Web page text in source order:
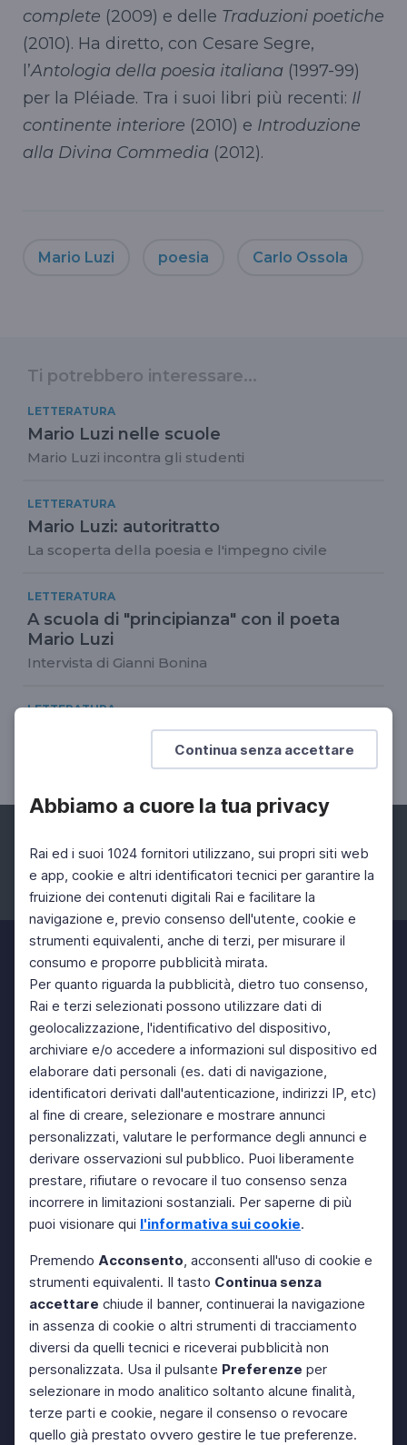
Continua senza accettare
Abbiamo a cuore la tua privacy
Rai ed i suoi 1024 fornitori utilizzano, sui propri siti web
e app, cookie e altri identificatori tecnici per garantire la
fruizione dei contenuti digitali Rai e facilitare la
navigazione e, previo consenso dell'utente, cookie e
strumenti equivalenti, anche di terzi, per misurare il
consumo e proporre pubblicità mirata.
Per quanto riguarda la pubblicità, dietro tuo consenso,
Rai e terzi selezionati possono utilizzare dati di
geolocalizzazione, l'identificativo del dispositivo,
archiviare e/o accedere a informazioni sul dispositivo ed
elaborare dati personali (es. dati di navigazione,
identificatori derivati dall'autenticazione, indirizzi IP, etc)
al fine di creare, selezionare e mostrare annunci
personalizzati, valutare le performance degli annunci e
derivare osservazioni sul pubblico. Puoi liberamente
prestare, rifiutare o revocare il tuo consenso senza
incorrere in limitazioni sostanziali. Per saperne di più
puoi visionare qui l'informativa sui cookie.
Premendo Acconsento, acconsenti all'uso di cookie e
strumenti equivalenti. Il tasto Continua senza
accettare chiude il banner, continuerai la navigazione
in assenza di cookie o altri strumenti di tracciamento
diversi da quelli tecnici e riceverai pubblicità non
personalizzata. Usa il pulsante Preferenze per
selezionare in modo analitico soltanto alcune finalità,
terze parti e cookie, negare il consenso o revocare
quello già prestato ovvero gestire le tue preferenze.
complete (2009) e delle Traduzioni poetiche
(2010). Ha diretto, con Cesare Segre,
l’Antologia della poesia italiana (1997-99)
per la Pléiade. Tra i suoi libri più recenti: Il
continente interiore (2010) e Introduzione
alla Divina Commedia (2012).
Mario Luzi poesia Carlo Ossola
Ti potrebbero interessare...
LETTERATURA
Mario Luzi nelle scuole
Mario Luzi incontra gli studenti
LETTERATURA
Mario Luzi: autoritratto
La scoperta della poesia e l'impegno civile
LETTERATURA
A scuola di "principianza" con il poeta
Mario Luzi
Intervista di Gianni Bonina
LETTERATURA
Daniele Piccini, Luzi
Facebook Instagram Twitter